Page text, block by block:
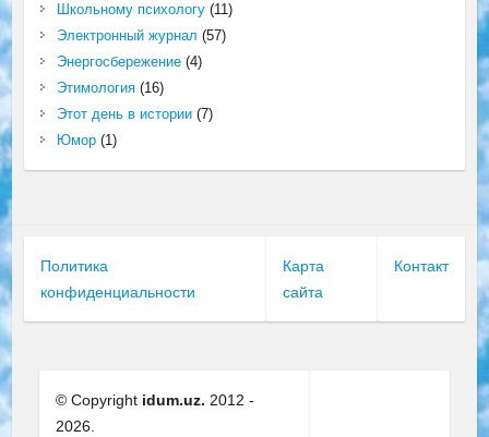
Школьному психологу(11)
Электронный журнал (57)
Энергосбережение(4)
Этимология(16)
Этот день в истории(7)
Юмор(1)
Политика
конфиденциальности
Карта
сайта
Контакт
© Copyright idum.uz. 2012 -
2026.